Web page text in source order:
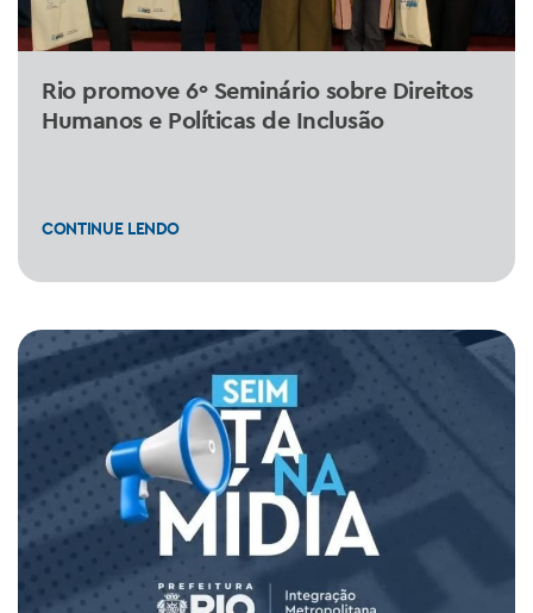
Rio promove 6º Seminário sobre Direitos
Humanos e Políticas de Inclusão
CONTINUE LENDO